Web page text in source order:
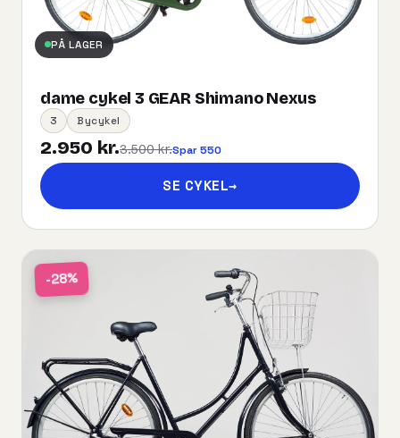
PÅ LAGER
dame cykel 3 GEAR Shimano Nexus
3 Bycykel
2.950 kr.3.500 kr.Spar 550
SE CYKEL→
-28%